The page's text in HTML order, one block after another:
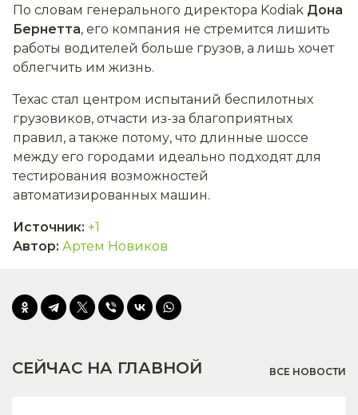
По словам генерального директора Kodiak Дона
Бернетта, его компания не стремится лишить
работы водителей больше грузов, а лишь хочет
облегчить им жизнь.
Техас стал центром испытаний беспилотных
грузовиков, отчасти из-за благоприятных
правил, а также потому, что длинные шоссе
между его городами идеально подходят для
тестирования возможностей
автоматизированных машин.
Источник: +1
Автор: Артем Новиков
СЕЙЧАС НА ГЛАВНОЙ ВСЕ НОВОСТИ